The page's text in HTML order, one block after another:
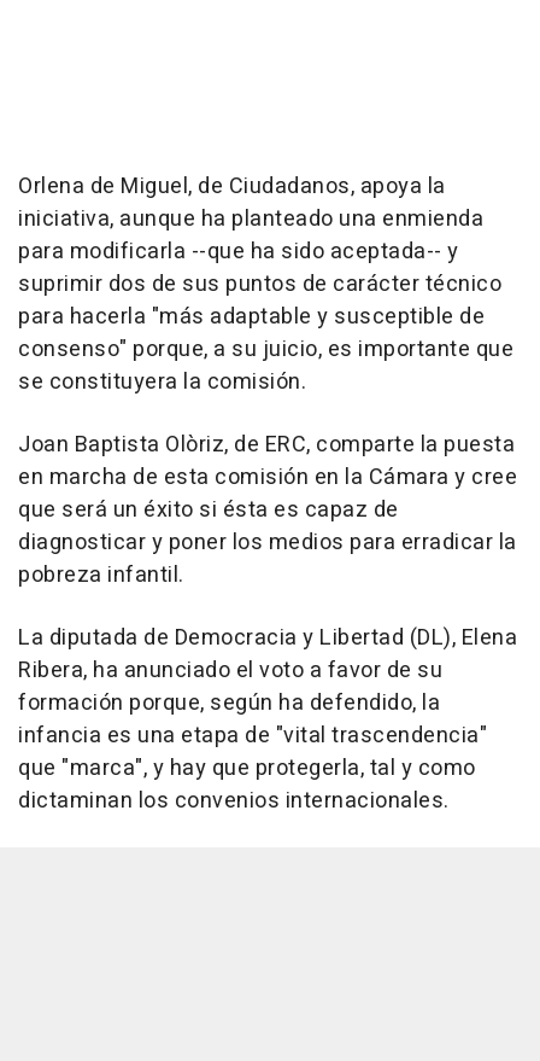
Orlena de Miguel, de Ciudadanos, apoya la
iniciativa, aunque ha planteado una enmienda
para modificarla --que ha sido aceptada-- y
suprimir dos de sus puntos de carácter técnico
para hacerla "más adaptable y susceptible de
consenso" porque, a su juicio, es importante que
se constituyera la comisión.
Joan Baptista Olòriz, de ERC, comparte la puesta
en marcha de esta comisión en la Cámara y cree
que será un éxito si ésta es capaz de
diagnosticar y poner los medios para erradicar la
pobreza infantil.
La diputada de Democracia y Libertad (DL), Elena
Ribera, ha anunciado el voto a favor de su
formación porque, según ha defendido, la
infancia es una etapa de "vital trascendencia"
que "marca", y hay que protegerla, tal y como
dictaminan los convenios internacionales.